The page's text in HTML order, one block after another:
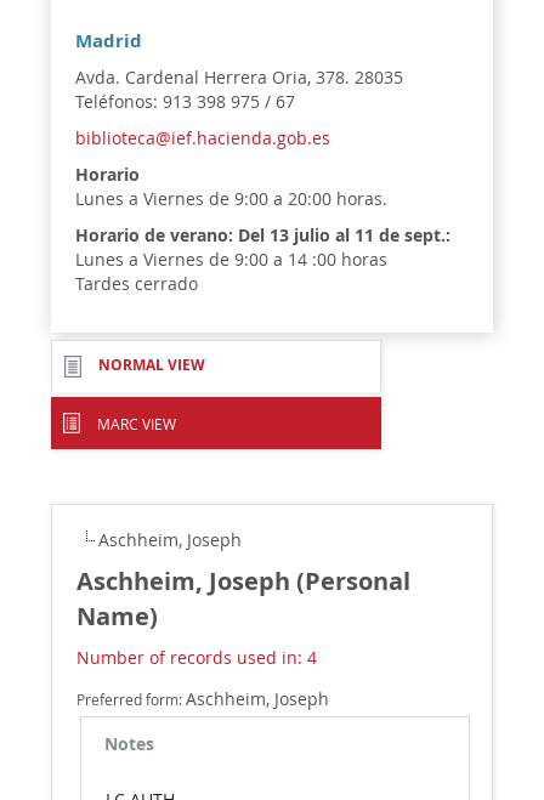
Madrid
Avda. Cardenal Herrera Oria, 378. 28035
Teléfonos: 913 398 975 / 67
biblioteca@ief.hacienda.gob.es
Horario
Lunes a Viernes de 9:00 a 20:00 horas.
Horario de verano: Del 13 julio al 11 de sept.:
Lunes a Viernes de 9:00 a 14 :00 horas
Tardes cerrado
NORMAL VIEW
MARC VIEW
Aschheim, Joseph
Aschheim, Joseph (Personal
Name)
Number of records used in: 4
Preferred form:Aschheim, Joseph
Notes